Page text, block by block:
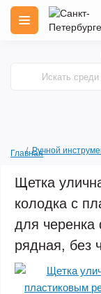
ГлавнаяРучной
Щетка
колодка с
для
рядная, без